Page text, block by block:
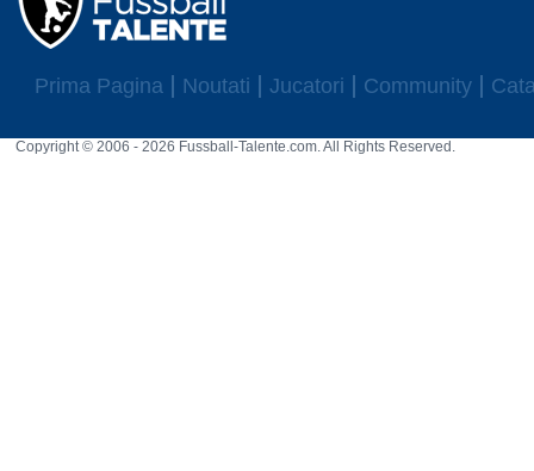
Prima Pagina Noutati Jucatori Community
Copyright © 2006 - 2026 Fussball-Talente.com. All Rights Reserved.